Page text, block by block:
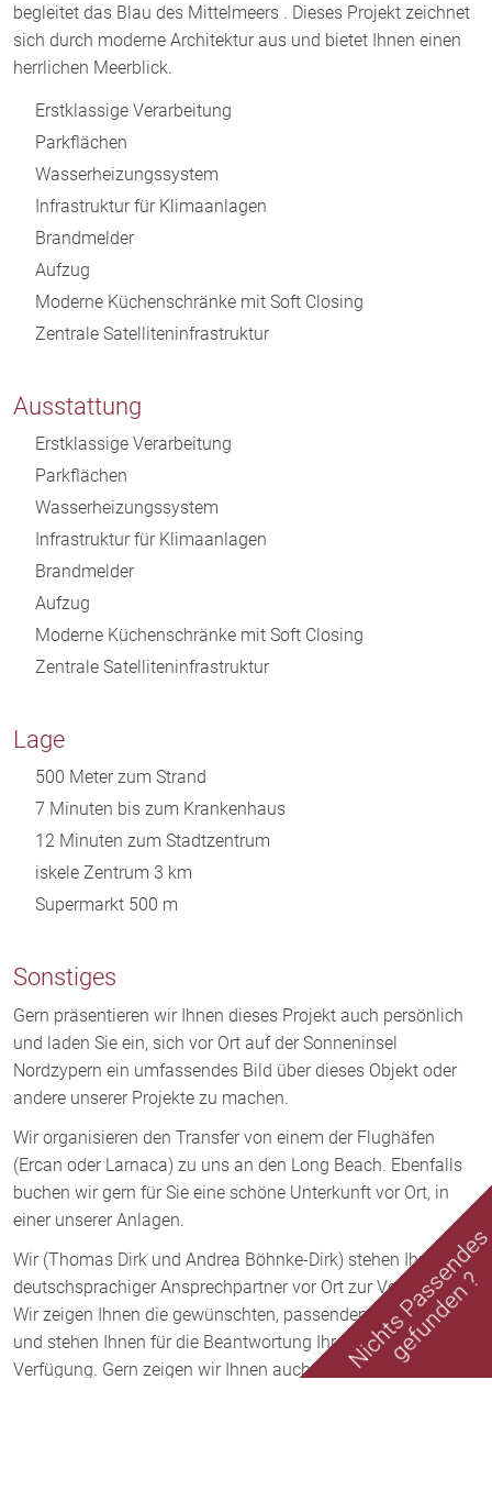
begleitet das Blau des Mittelmeers . Dieses Projekt zeichnet
sich durch moderne Architektur aus und bietet Ihnen einen
herrlichen Meerblick.
Erstklassige Verarbeitung
Parkflächen
Wasserheizungssystem
Infrastruktur für Klimaanlagen
Brandmelder
Aufzug
Moderne Küchenschränke mit Soft Closing
Zentrale Satelliteninfrastruktur
Ausstattung
Erstklassige Verarbeitung
Parkflächen
Wasserheizungssystem
Infrastruktur für Klimaanlagen
Brandmelder
Aufzug
Moderne Küchenschränke mit Soft Closing
Zentrale Satelliteninfrastruktur
Lage
500 Meter zum Strand
7 Minuten bis zum Krankenhaus
12 Minuten zum Stadtzentrum
iskele Zentrum 3 km
Supermarkt 500 m
Sonstiges
Gern präsentieren wir Ihnen dieses Projekt auch persönlich
und laden Sie ein, sich vor Ort auf der Sonneninsel
Nordzypern ein umfassendes Bild über dieses Objekt oder
andere unserer Projekte zu machen.
Wir organisieren den Transfer von einem der Flughäfen
(Ercan oder Larnaca) zu uns an den Long Beach. Ebenfalls
buchen wir gern für Sie eine schöne Unterkunft vor Ort, in
einer unserer Anlagen.
Wir (Thomas Dirk und Andrea Böhnke-Dirk) stehen Ihnen als
deutschsprachiger Ansprechpartner vor Ort zur Verfügung.
Wir zeigen Ihnen die gewünschten, passenden Immobilien
und stehen Ihnen für die Beantwortung Ihrer Fragen zur
Verfügung. Gern zeigen wir Ihnen auch die Umgebung und
Nichtsgefunden ?